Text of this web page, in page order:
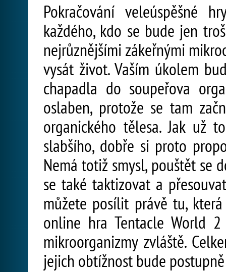
Pokračování veleúspěšné
každého, kdo se bude jen
nejrůznějšími zákeřnými
vysát život. Vaším úkolem
chapadla do soupeřova
oslaben, protože se tam
organického tělesa. Jak už
slabšího, dobře si proto
Nemá totiž smysl, pouštět se
se také taktizovat a
můžete posílit právě tu,
online hra Tentacle World
mikroorganizmy zvláště.
jejich obtížnost bude